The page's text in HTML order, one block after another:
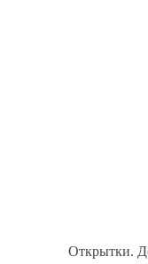
Открытки.